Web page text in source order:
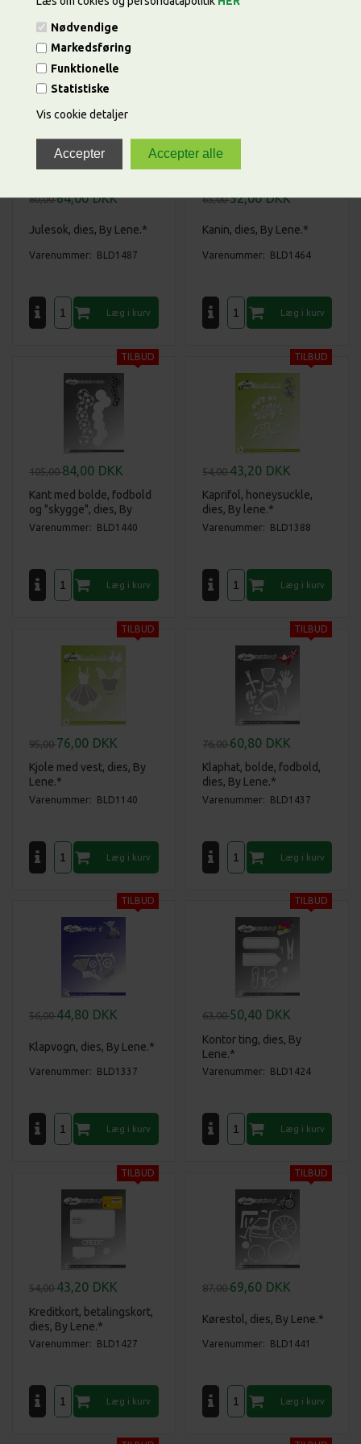
Nødvendige
Markedsføring
Funktionelle
Statistiske
Vis cookie detaljer
80,0064,00 DKK
Julesok, dies, By Lene.*
Varenummer: BLD1487
65,0052,00 DKK
Kanin, dies, By Lene.*
Varenummer: BLD1464
105,0084,00 DKK
Kant med bolde, fodbold
og "skygge", dies, By
Lene.*
Varenummer: BLD1440
54,0043,20 DKK
Kaprifol, honeysuckle,
dies, By lene.*
Varenummer: BLD1388
95,0076,00 DKK
Kjole med vest, dies, By
Lene.*
Varenummer: BLD1140
76,0060,80 DKK
Klaphat, bolde, fodbold,
dies, By Lene.*
Varenummer: BLD1437
56,0044,80 DKK
Klapvogn, dies, By Lene.*
Varenummer: BLD1337
63,0050,40 DKK
Kontor ting, dies, By
Lene.*
Varenummer: BLD1424
54,0043,20 DKK
Kreditkort, betalingskort,
dies, By Lene.*
Varenummer: BLD1427
87,0069,60 DKK
Kørestol, dies, By Lene.*
Varenummer: BLD1441